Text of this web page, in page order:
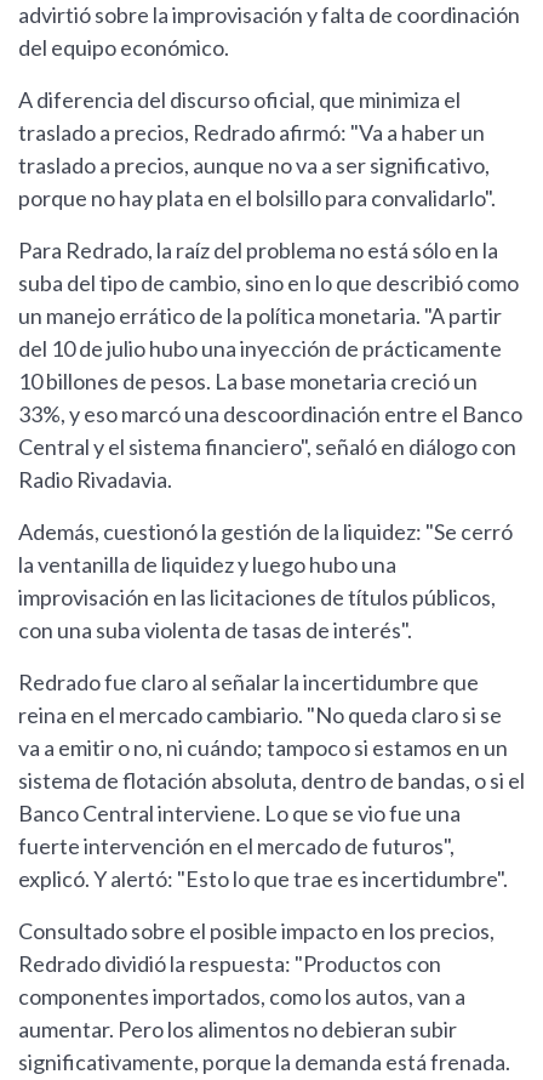
advirtió sobre la improvisación y falta de coordinación
del equipo económico.
A diferencia del discurso oficial, que minimiza el
traslado a precios, Redrado afirmó: "Va a haber un
traslado a precios, aunque no va a ser significativo,
porque no hay plata en el bolsillo para convalidarlo".
Para Redrado, la raíz del problema no está sólo en la
suba del tipo de cambio, sino en lo que describió como
un manejo errático de la política monetaria. "A partir
del 10 de julio hubo una inyección de prácticamente
10 billones de pesos. La base monetaria creció un
33%, y eso marcó una descoordinación entre el Banco
Central y el sistema financiero", señaló en diálogo con
Radio Rivadavia.
Además, cuestionó la gestión de la liquidez: "Se cerró
la ventanilla de liquidez y luego hubo una
improvisación en las licitaciones de títulos públicos,
con una suba violenta de tasas de interés".
Redrado fue claro al señalar la incertidumbre que
reina en el mercado cambiario. "No queda claro si se
va a emitir o no, ni cuándo; tampoco si estamos en un
sistema de flotación absoluta, dentro de bandas, o si el
Banco Central interviene. Lo que se vio fue una
fuerte intervención en el mercado de futuros",
explicó. Y alertó: "Esto lo que trae es incertidumbre".
Consultado sobre el posible impacto en los precios,
Redrado dividió la respuesta: "Productos con
componentes importados, como los autos, van a
aumentar. Pero los alimentos no debieran subir
significativamente, porque la demanda está frenada.